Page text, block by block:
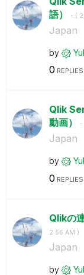
語）
- (
Japan
by
0 REPLIES
Qlik
動画）
-
Japan
by
0 REPLIES
Qlikの
2:56 AM )
Japan
by